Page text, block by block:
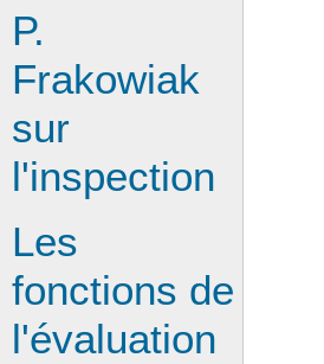
P.
Frakowiak
sur
l'inspection
Les
fonctions de
l'évaluation